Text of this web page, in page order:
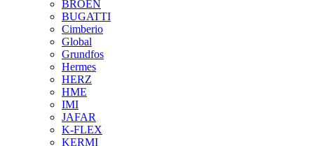
BROEN
BUGATTI
Cimberio
Global
Grundfos
Hermes
HERZ
HME
IMI
JAFAR
K-FLEX
KERMI